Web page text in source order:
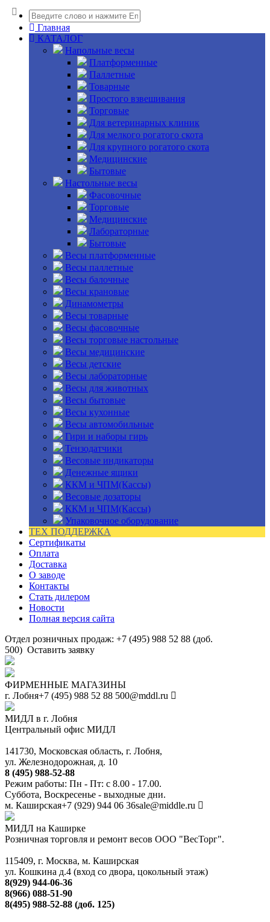
Главная
КАТАЛОГ
Напольные весы
Платформенные
Паллетные
Товарные
Простого взвешивания
Торговые
Для ветеринарных клиник
Для мелкого рогатого скота
Для крупного рогатого скота
Медицинские
Бытовые
Настольные весы
Фасовочные
Торговые
Медицинские
Лабораторные
Бытовые
Весы платформенные
Весы паллетные
Весы балочные
Весы крановые
Динамометры
Весы товарные
Весы фасовочные
Весы торговые настольные
Весы медицинские
Весы детские
Весы лабораторные
Весы для животных
Весы бытовые
Весы кухонные
Весы автомобильные
Гири и наборы гирь
Тензодатчики
Весовые индикаторы
Денежные ящики
ККМ и ЧПМ(Кассы)
Весовые дозаторы
ККМ и ЧПМ(Кассы)
Упаковочное оборудование
ТЕХ ПОДДЕРЖКА
Сертификаты
Оплата
Доставка
О заводе
Контакты
Стать дилером
Новости
Полная версия сайта
Отдел розничных продаж: +7 (495) 988 52 88 (доб.
500) Оставить заявку
ФИРМЕННЫЕ МАГАЗИНЫ
г. Лобня+7 (495) 988 52 88 500@mddl.ru
МИДЛ в г. Лобня
Центральный офис МИДЛ
141730, Московская область, г. Лобня,
ул. Железнодорожная, д. 10
8 (495) 988-52-88
Режим работы: Пн - Пт: с 8.00 - 17.00.
Суббота, Воскресенье - выходные дни.
м. Каширская+7 (929) 944 06 36sale@middle.ru
МИДЛ на Каширке
Розничная торговля и ремонт весов ООО "ВесТорг".
115409, г. Москва, м. Каширская
ул. Кошкина д.4 (вход со двора, цокольный этаж)
8(929) 944-06-36
8(966) 088-51-90
8(495) 988-52-88 (доб. 125)